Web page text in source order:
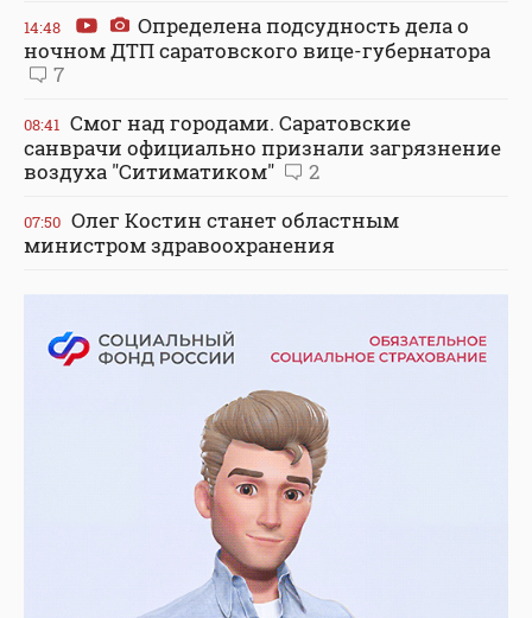
14:48
Определена подсудность дела о
ночном ДТП саратовского вице-губернатора
7
08:41 Смог над городами. Саратовские
санврачи официально признали загрязнение
воздуха "Ситиматиком"
2
07:50 Олег Костин станет областным
министром здравоохранения